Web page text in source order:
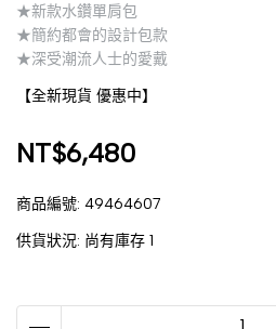
★新款水鑽單肩包
★簡約都會的設計包款
★深受潮流人士的愛戴
【全新現貨 優惠中】
NT$6,480
商品編號: 49464607
供貨狀況: 尚有庫存 1